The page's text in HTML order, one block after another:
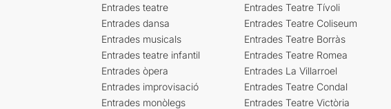
Entrades teatre
Entrades dansa
Entrades musicals
Entrades teatre infantil
Entrades òpera
Entrades improvisació
Entrades monòlegs
Entrades Teatre Tívoli
Entrades Teatre Coliseum
Entrades Teatre Borràs
Entrades Teatre Romea
Entrades La Villarroel
Entrades Teatre Condal
Entrades Teatre Victòria